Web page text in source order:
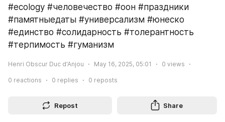
#ecology #человечество #оон #праздники
#памятныедаты #универсализм #юнеско
#единство #солидарность #толерантность
#терпимость #гуманизм
Henri Obscur Duc d'Anjou May 16, 2025, 05:01 0 views
0 reactions 0 replies 0 reposts
Repost Share